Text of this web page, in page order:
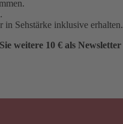
in Sehstärke inklusive erhalten.
weitere 10 € als Newsletter